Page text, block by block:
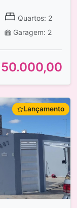
Quartos: 2
Garagem: 2
Lançamento